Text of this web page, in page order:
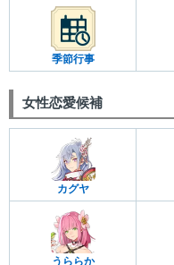
季節行事
女性恋愛候補
カグヤ
うららか